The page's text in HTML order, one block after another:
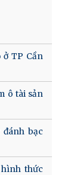
TP Cần
ô tài sản
bạc
thức